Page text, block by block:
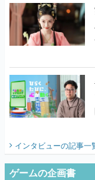
インタビューの記事一
ゲームの企画書